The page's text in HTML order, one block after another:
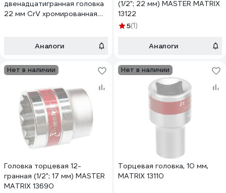
двенадцатигранная головка
22 мм CrV хромированная
Аналоги
(1/2"; 22 мм) MASTER MATRIX
13122
5(1)
Аналоги
Нет в наличии
Головка торцевая 12-
гранная (1/2"; 17 мм) MASTER
MATRIX 13690
Нет в наличии
Торцевая головка, 10 мм,
MATRIX 13110